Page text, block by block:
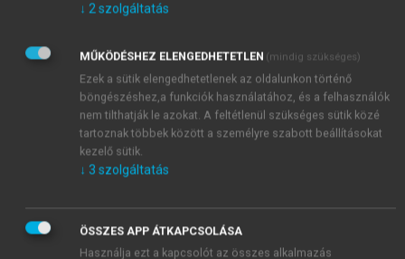
↓ 2szolgáltatás
MŰKÖDÉSHEZ ELENGEDHETETLEN (mindig szükséges)
Ezek a sütik elengedhetetlenek az oldalunkon történő
böngészéshez,a funkciók használatához, és a felhasználók
nem tilthatják le azokat. A feltétlenül szükséges sütik közé
tartoznak többek között a személyre szabott beállításokat
kezelő sütik.
↓ 3 szolgáltatás
ÖSSZES APP ÁTKAPCSOLÁSA
Használja ezt a kapcsolót az összes alkalmazás